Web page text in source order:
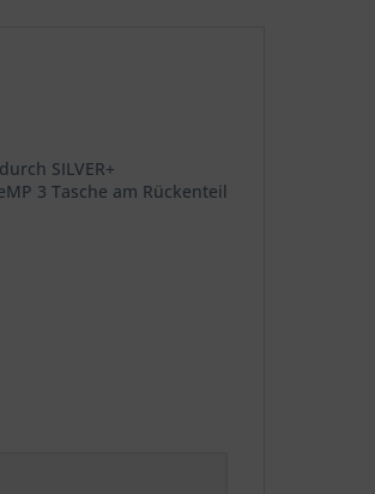
SILVER+
3 Tasche am Rückenteil